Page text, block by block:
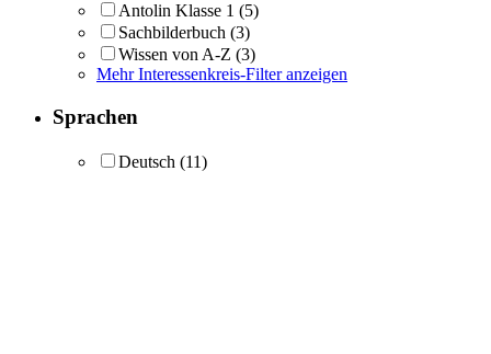
Antolin Klasse 1 (5)
Sachbilderbuch (3)
Wissen von A-Z (3)
Mehr Interessenkreis-Filter anzeigen
Sprachen
Deutsch (11)